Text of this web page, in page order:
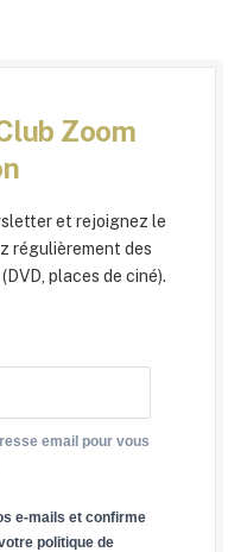
Zoom
et rejoignez le
régulièrement des
places de ciné).
email pour vous
e-mails et confirme
politique de